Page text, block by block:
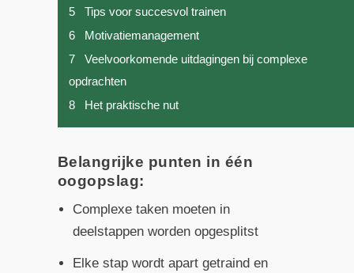
5
Tips voor succesvol trainen
6
Motivatiemanagement
7
Veelvoorkomende uitdagingen bij complexe
opdrachten
8
Het praktische nut
Belangrijke punten in één
oogopslag:
Complexe taken moeten in
deelstappen worden opgesplitst
Elke stap wordt apart getraind en